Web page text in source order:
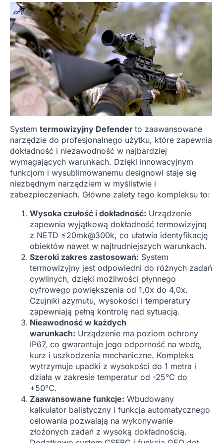
System termowizyjny Defender to zaawansowane
narzędzie do profesjonalnego użytku, które zapewnia
dokładność i niezawodność w najbardziej
wymagających warunkach. Dzięki innowacyjnym
funkcjom i wysublimowanemu designowi staje się
niezbędnym narzędziem w myślistwie i
zabezpieczeniach. Główne zalety tego kompleksu to:
Wysoka czułość i dokładność: Urządzenie
zapewnia wyjątkową dokładność termowizyjną
z NETD ≤20mk@300k, co ułatwia identyfikację
obiektów nawet w najtrudniejszych warunkach.
Szeroki zakres zastosowań: System
termowizyjny jest odpowiedni do różnych zadań
cywilnych, dzięki możliwości płynnego
cyfrowego powiększenia od 1,0x do 4,0x.
Czujniki azymutu, wysokości i temperatury
zapewniają pełną kontrolę nad sytuacją.
Nieawodność w każdych
warunkach: Urządzenie ma poziom ochrony
IP67, co gwarantuje jego odporność na wodę,
kurz i uszkodzenia mechaniczne. Kompleks
wytrzymuje upadki z wysokości do 1 metra i
działa w zakresie temperatur od -25℃ do
+50℃.
Zaawansowane funkcje: Wbudowany
kalkulator balistyczny i funkcja automatycznego
celowania pozwalają na wykonywanie
złożonych zadań z wysoką dokładnością.